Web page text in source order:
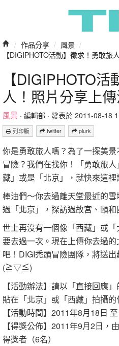
/ 作品分享 / 風景 /
【DIGIPHOTO活動】徵求！勇敢旅
【DIGIPHOTO
人！照片分享上
風景 · 編輯部 · 發表於 2011-08-18
列印版 twitter plurk
你是勇敢旅人嗎？為了一探美
冒險？我們在找你！「勇敢旅
藏」或是「北京」，就快來這裡
棒油們～你去過離天堂最近的
過「北京」，探訪過故宮、頤
世上再沒有一個像「西藏」或
要去過一次。現在上傳你去過
吧！DIGI禿頭冒險團隊，將送
(≧▽≦)
【活動辦法】請以「直接回應
貼在「北京」或「西藏」拍攝
【活動時間】2011年8月18日
【得獎公佈】2011年9月2日，
得獎者（6名）